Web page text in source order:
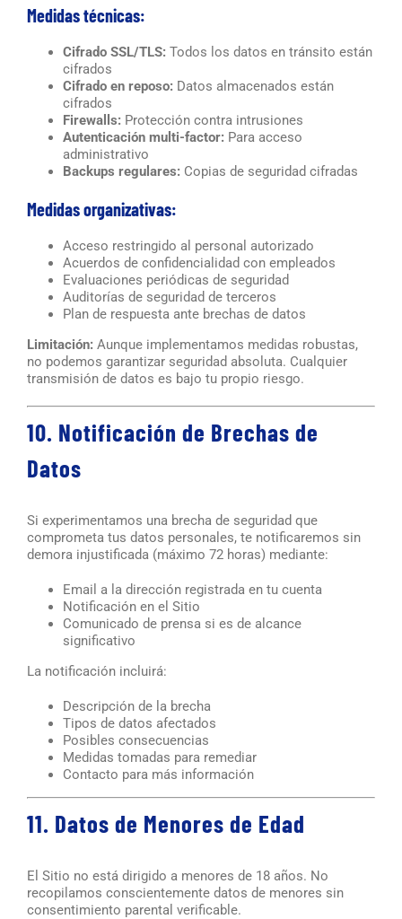
Medidas técnicas:
Cifrado SSL/TLS: Todos los datos en tránsito están
cifrados
Cifrado en reposo: Datos almacenados están
cifrados
Firewalls: Protección contra intrusiones
Autenticación multi-factor: Para acceso
administrativo
Backups regulares: Copias de seguridad cifradas
Medidas organizativas:
Acceso restringido al personal autorizado
Acuerdos de confidencialidad con empleados
Evaluaciones periódicas de seguridad
Auditorías de seguridad de terceros
Plan de respuesta ante brechas de datos
Limitación: Aunque implementamos medidas robustas,
no podemos garantizar seguridad absoluta. Cualquier
transmisión de datos es bajo tu propio riesgo.
10. Notificación de Brechas de
Datos
Si experimentamos una brecha de seguridad que
comprometa tus datos personales, te notificaremos sin
demora injustificada (máximo 72 horas) mediante:
Email a la dirección registrada en tu cuenta
Notificación en el Sitio
Comunicado de prensa si es de alcance
significativo
La notificación incluirá:
Descripción de la brecha
Tipos de datos afectados
Posibles consecuencias
Medidas tomadas para remediar
Contacto para más información
11. Datos de Menores de Edad
El Sitio no está dirigido a menores de 18 años. No
recopilamos conscientemente datos de menores sin
consentimiento parental verificable.